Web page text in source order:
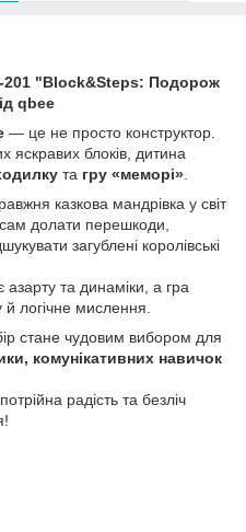
201 "Block&Steps: Подорож
qbee
— це не просто конструктор.
яскравих блоків, дитина
та гру «меморі»
казкова мандрівка у світ
долати перешкоди,
загублені королівські
та динаміки, а гра
логічне мислення.
стане чудовим вибором для
комунікативних навичок
радість та безліч